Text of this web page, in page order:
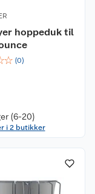
hoppeduk til
☆ (0)
(6-20)
i 2 butikker